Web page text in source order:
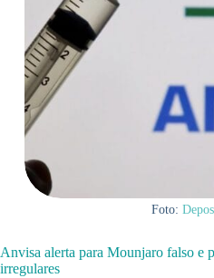
Foto:
Anvisa alerta para Mounjaro falso e
irregulares